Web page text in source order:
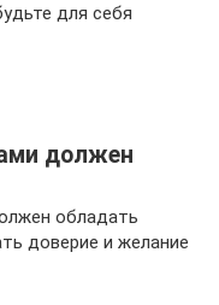
для себя
должен
обладать
доверие и желание